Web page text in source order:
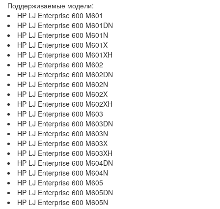
Поддерживаемые модели:
HP LJ Enterprise 600 M601
HP LJ Enterprise 600 M601DN
HP LJ Enterprise 600 M601N
HP LJ Enterprise 600 M601X
HP LJ Enterprise 600 M601XH
HP LJ Enterprise 600 M602
HP LJ Enterprise 600 M602DN
HP LJ Enterprise 600 M602N
HP LJ Enterprise 600 M602X
HP LJ Enterprise 600 M602XH
HP LJ Enterprise 600 M603
HP LJ Enterprise 600 M603DN
HP LJ Enterprise 600 M603N
HP LJ Enterprise 600 M603X
HP LJ Enterprise 600 M603XH
HP LJ Enterprise 600 M604DN
HP LJ Enterprise 600 M604N
HP LJ Enterprise 600 M605
HP LJ Enterprise 600 M605DN
HP LJ Enterprise 600 M605N